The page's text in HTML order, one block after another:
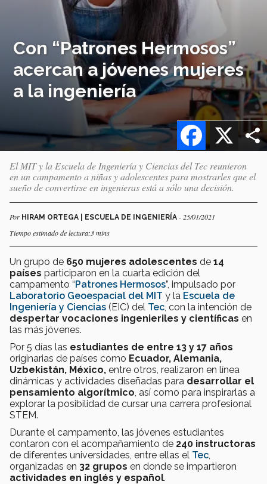
Con “Patrones Hermosos”
acercan a jóvenes mujeres
a la ingeniería
X
Facebook
El MIT y la Escuela de Ingeniería y Ciencias del Tec reunieron
en un campamento a niñas y adolescentes para mostrarles que el
sueño de convertirse en ingenieras está a sólo una decisión.
Por HIRAM ORTEGA | ESCUELA DE INGENIERÍA - 25/01/2021
Tiempo estimado de lectura:3 mins
Un grupo de 650 mujeres adolescentes de 14
países participaron en la cuarta edición del
campamento “Patrones Hermosos”, impulsado por
Laboratorio Geoespacial del MIT y la Escuela de
Ingeniería y Ciencias (EIC) del Tec , con la intención de
despertar vocaciones ingenieriles y científicas en
las más jóvenes.
Por 5 días las estudiantes de entre 13 y 17 años
originarias de países como Ecuador, Alemania,
Uzbekistán, México, entre otros, realizaron en línea
dinámicas y actividades diseñadas para desarrollar el
pensamiento algorítmico , así como para inspirarlas a
explorar la posibilidad de cursar una carrera profesional
STEM.
Durante el campamento, las jóvenes estudiantes
contaron con el acompañamiento de 240 instructoras
de diferentes universidades, entre ellas el Tec
organizadas en 32 grupos en donde se impartieron
actividades en inglés y español.